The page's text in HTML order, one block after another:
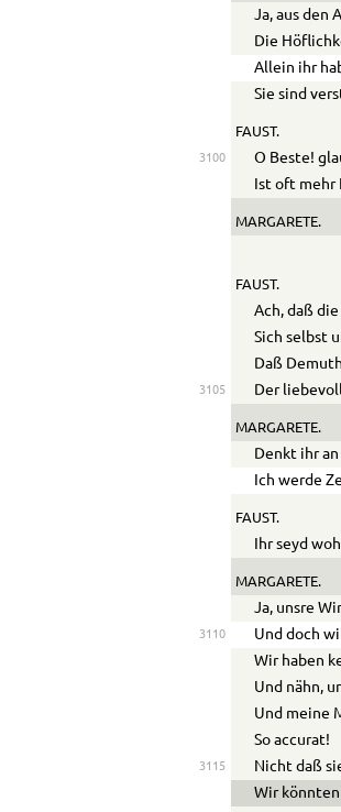
Ja, aus den
Die
Allein ihr
Sie sind
FAUST.
3100
O Beste!
Ist oft mehr
MARGARETE.
FAUST.
Ach, daß
Sich selbst
Daß
3105 Der
MARGARETE.
Denkt ihr
Ich werde
FAUST.
Ihr seyd
MARGARETE.
Ja, unsre
3110
Und doch
Wir haben
Und nähn,
Und meine
So accurat!
3115
Nicht daß
Wir könnten